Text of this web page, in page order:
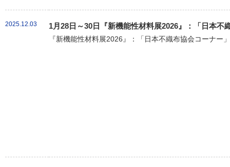
2025.12.03 1月28日～30日『新機能性材料展2026』：「日本不
『新機能性材料展2026』：「日本不織布協会コーナ